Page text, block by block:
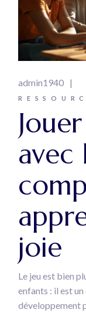
admin1940
avec
joie
Le jeu est bien
enfants : il est
développement